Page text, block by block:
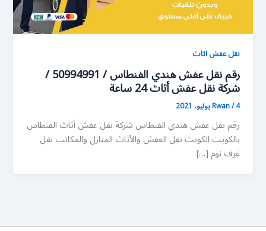
نقل عفش اثاث
رقم نقل عفش هندي الفنطاس / 50994991 /
شركة نقل عفش أثاث 24 ساعة
Rwan/4 يوليو، 2021
رقم نقل عفش هندي الفنطاس شركة نقل عفش أثاث الفنطاس
بالكويت الكويت نقل العفش والأثاث المنازل والمكاتب نقل
غرف نوم […]